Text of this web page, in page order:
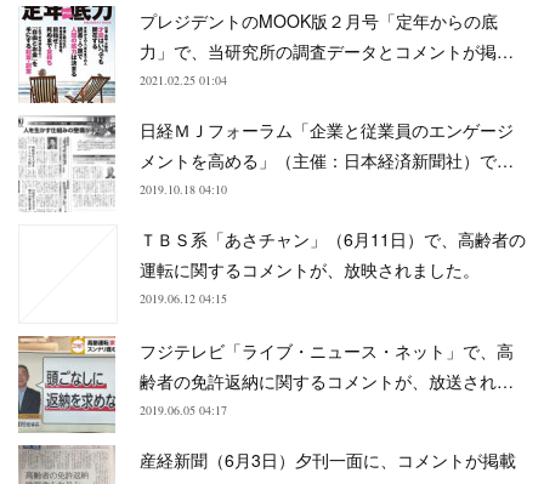
プレジデントのMOOK版２月号「定年からの底
力」で、当研究所の調査データとコメントが掲…
2021.02.25 01:04
日経ＭＪフォーラム「企業と従業員のエンゲージ
メントを高める」（主催：日本経済新聞社）で…
2019.10.18 04:10
ＴＢＳ系「あさチャン」（6月11日）で、高齢者の
運転に関するコメントが、放映されました。
2019.06.12 04:15
フジテレビ「ライブ・ニュース・ネット」で、高
齢者の免許返納に関するコメントが、放送され…
2019.06.05 04:17
産経新聞（6月3日）夕刊一面に、コメントが掲載